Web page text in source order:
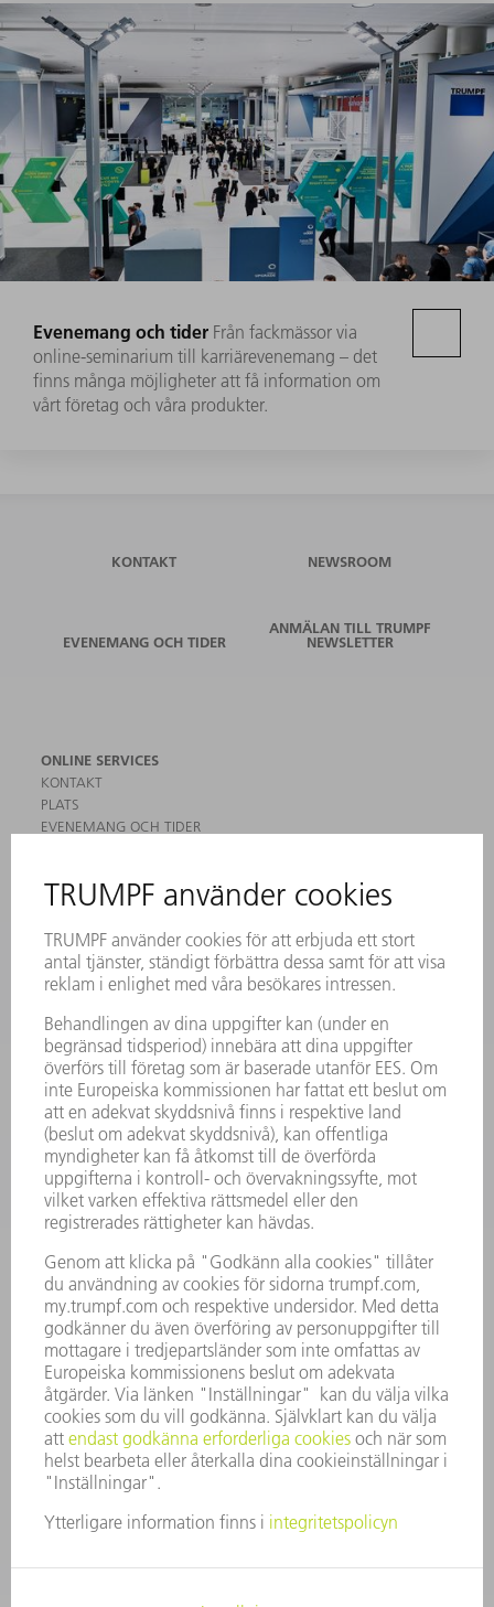
Evenemang och tider Från fackmässor via
online-seminarium till karriärevenemang – det
finns många möjligheter att få information om
vårt företag och våra produkter.
KONTAKT NEWSROOM
EVENEMANG OCH TIDER
ANMÄLAN TILL TRUMPF
NEWSLETTER
ONLINE SERVICES
KONTAKT
PLATS
EVENEMANG OCH TIDER
SÄKERHETSDATABLAD
MASKINER & SYSTEM
LASER
KRAFTELEKTRONIK
SMART FACTORY
MJUKVARA
SERVICES
TILLÄMPNINGAR
BRANSCHER
FÖRETAG
KARRIÄR
LEDIGA TJÄNSTER
FÖRETAGSPROFIL
STYRELSE
FÖRETAGSPRINCIPER
ÖVERENSSTÄMMELSE
RÅDGIVARSYSTEM
SECURITY
PRESSMEDDELANDEN
MAGASIN
HÅLLBARHET
MILJÖ & KLIMAT
SOCIALT & SAMHÄLLE
FÖRETAGSMANAGEMENT